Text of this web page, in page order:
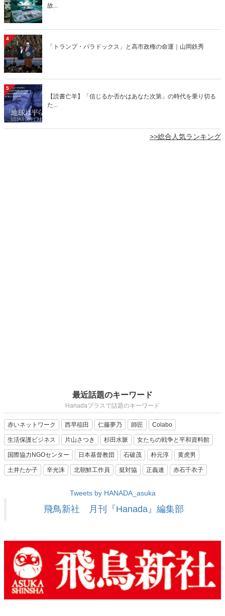
故...
4
「トランプ・パラドックス」と高市政権の命運｜山岡鉄秀
5
【読書亡羊】「信じるか否かはあなた次第」の時代を乗り切る
た...
>>総合人気ランキング
最近話題のキーワード
Hanadaプラスで話題のキーワード
赤いネットワーク 西早稲田 仁藤夢乃 師匠 Colabo
生活保護ビジネス 片山さつき 杉田水脈 女たちの戦争と平和資料館
国際協力NGOセンター 日本基督教団 石破茂 朴元淳 黄虎男
土井たか子 辛光洙 北朝鮮工作員 挺対協 正義連 赤石千衣子
Tweets by HANADA_asuka
飛鳥新社 月刊『Hanada』編集部